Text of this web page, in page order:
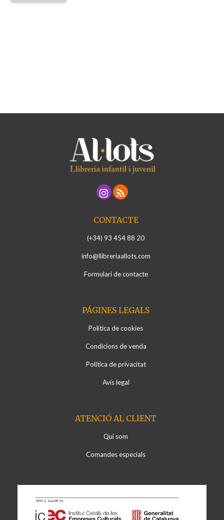
CONTACTE
(+34) 93 454 88 20
info@llibreriaallots.com
Formulari de contacte
PÁGINES LEGALS
Política de cookies
Condicions de venda
Política de privacitat
Avís legal
ATENCIÓ AL CLIENT
Qui som
Comandes especials